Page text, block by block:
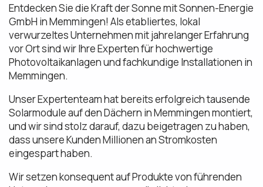
Entdecken Sie die Kraft der Sonne mit Sonnen-Energie
GmbH in Memmingen! Als etabliertes, lokal
verwurzeltes Unternehmen mit jahrelanger Erfahrung
vor Ort sind wir Ihre Experten für hochwertige
Photovoltaikanlagen und fachkundige Installationen in
Memmingen.
Unser Expertenteam hat bereits erfolgreich tausende
Solarmodule auf den Dächern in Memmingen montiert,
und wir sind stolz darauf, dazu beigetragen zu haben,
dass unsere Kunden Millionen an Stromkosten
eingespart haben.
Wir setzen konsequent auf Produkte von führenden